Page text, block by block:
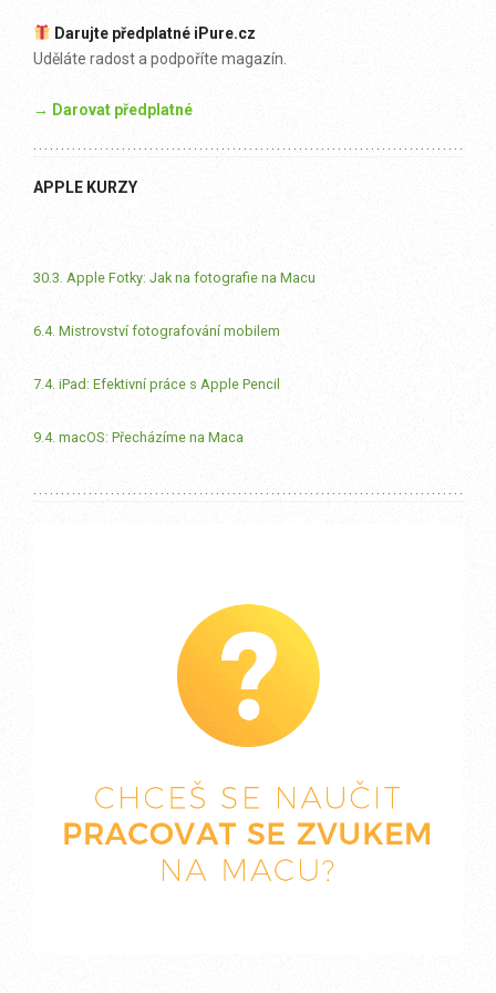
Darujte předplatné iPure.cz
Uděláte radost a podpoříte magazín.
→ Darovat předplatné
APPLE KURZY
30.3. Apple Fotky: Jak na fotografie na Macu
6.4. Mistrovství fotografování mobilem
7.4. iPad: Efektivní práce s Apple Pencil
9.4. macOS: Přecházíme na Maca